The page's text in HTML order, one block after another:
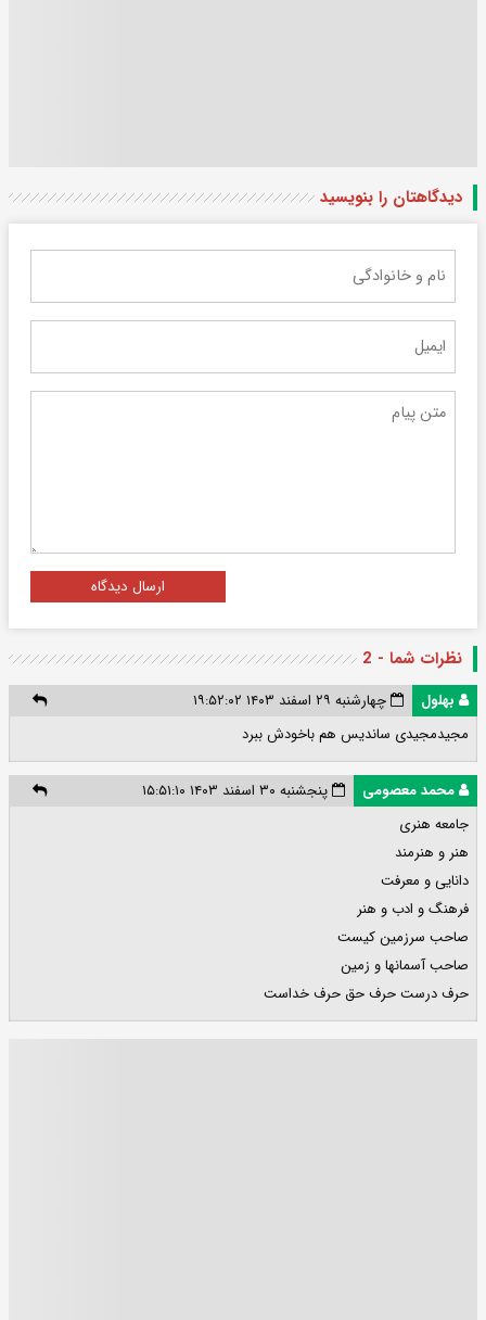
دیدگاهتان را بنویسید
ارسال دیدگاه
نظرات شما - 2
بهلول
چهارشنبه ۲۹ اسفند ۱۴۰۳ ۱۹:۵۲:۰۲
مجیدمجیدی ساندیس هم باخودش ببرد
محمد معصومی
پنجشنبه ۳۰ اسفند ۱۴۰۳ ۱۵:۵۱:۱۰
جامعه هنری
هنر و هنرمند
دانایی و معرفت
فرهنگ و ادب و هنر
صاحب سرزمین کیست
صاحب آسمانها و زمین
حرف درست حرف حق حرف خداست